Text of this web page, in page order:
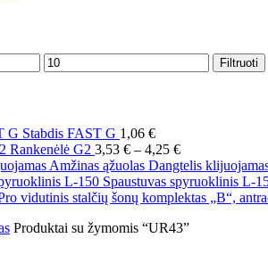
Maks
kaina
Filtruoti
Stabdis FAST G 1,06 €
Rankenėlė G2 3,53 € – 4,25 €Price
range:
3,53 €
through
Dangtelis
Spaustuvas spyruoklinis L-
Produktai su žymomis “UR43”